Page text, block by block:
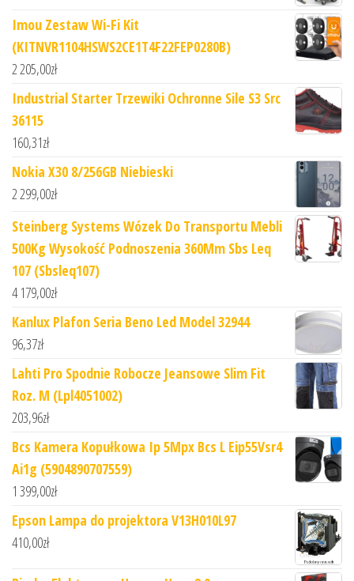
Imou Zestaw Wi-Fi Kit
(KITNVR1104HSWS2CE1T4F22FEP0280B)
2 205,00zł
Industrial Starter Trzewiki Ochronne Sile S3 Src
36115
160,31zł
Nokia X30 8/256GB Niebieski
2 299,00zł
Steinberg Systems Wózek Do Transportu Mebli
500Kg Wysokość Podnoszenia 360Mm Sbs Leq
107 (Sbsleq107)
4 179,00zł
Kanlux Plafon Seria Beno Led Model 32944
96,37zł
Lahti Pro Spodnie Robocze Jeansowe Slim Fit
Roz. M (Lpl4051002)
203,96zł
Bcs Kamera Kopułkowa Ip 5Mpx Bcs L Eip55Vsr4
Ai1g (5904890707559)
1 399,00zł
Epson Lampa do projektora V13H010L97
410,00zł